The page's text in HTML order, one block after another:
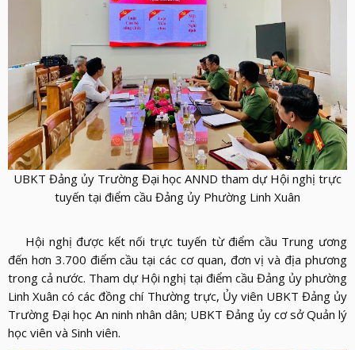
VIDEO
LIÊN
UBKT Đảng ủy Trường Đại học ANND tham dự Hội nghị trực
tuyến tại điểm cầu Đảng ủy Phường Linh Xuân
Hội nghị được kết nối trực tuyến từ điểm cầu Trung ương
đến hơn 3.700 điểm cầu tại các cơ quan, đơn vị và địa phương
trong cả nước. Tham dự Hội nghị tại điểm cầu Đảng ủy phường
Linh Xuân có các đồng chí Thường trực, Ủy viên UBKT Đảng ủy
Trường Đại học An ninh nhân dân; UBKT Đảng ủy cơ sở Quản lý
học viên và Sinh viên.